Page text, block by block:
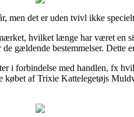
men det er uden tvivl ikke
hvilket længe har været en
gældende bestemmelser.
i forbindelse med handlen, fx
af Trixie Kattelegetøjs